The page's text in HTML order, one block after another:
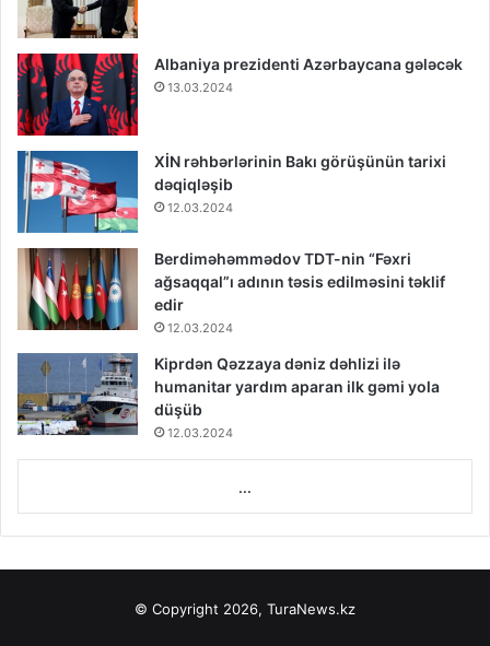
Albaniya prezidenti Azərbaycana gələcək
13.03.2024
XİN rəhbərlərinin Bakı görüşünün tarixi
dəqiqləşib
12.03.2024
Berdiməhəmmədov TDT-nin “Fəxri
ağsaqqal”ı adının təsis edilməsini təklif
edir
12.03.2024
Kiprdən Qəzzaya dəniz dəhlizi ilə
humanitar yardım aparan ilk gəmi yola
düşüb
12.03.2024
...
© Copyright 2026, TuraNews.kz